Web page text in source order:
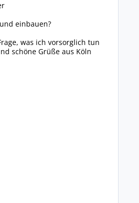
einbauen?
was ich vorsorglich tun
schöne Grüße aus Köln